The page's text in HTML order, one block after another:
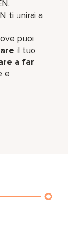
ti unirai a
puoi
il tuo
a far
e